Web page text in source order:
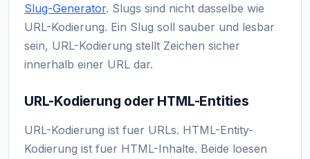
Slug-Generator. Slugs sind nicht dasselbe wie
URL-Kodierung. Ein Slug soll sauber und lesbar
sein, URL-Kodierung stellt Zeichen sicher
innerhalb einer URL dar.
URL-Kodierung oder HTML-Entities
URL-Kodierung ist fuer URLs. HTML-Entity-
Kodierung ist fuer HTML-Inhalte. Beide loesen